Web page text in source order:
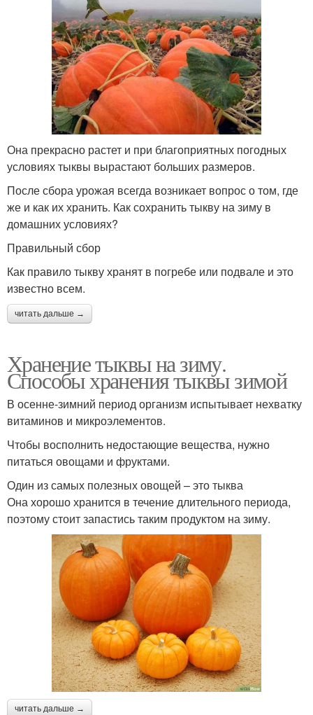
Она прекрасно растет и при благоприятных погодных
условиях тыквы вырастают больших размеров.
После сбора урожая всегда возникает вопрос о том, где
же и как их хранить. Как сохранить тыкву на зиму в
домашних условиях?
Правильный сбор
Как правило тыкву хранят в погребе или подвале и это
известно всем.
читать дальше →
Хранение тыквы на зиму.
Способы хранения тыквы зимой
В осенне-зимний период организм испытывает нехватку
витаминов и микроэлементов.
Чтобы восполнить недостающие вещества, нужно
питаться овощами и фруктами.
Один из самых полезных овощей – это тыква
Она хорошо хранится в течение длительного периода,
поэтому стоит запастись таким продуктом на зиму.
читать дальше →